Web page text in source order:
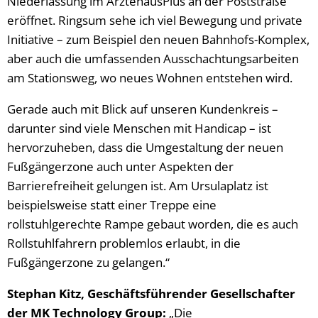
eröffnet. Ringsum sehe ich viel Bewegung und private
Initiative – zum Beispiel den neuen Bahnhofs-Komplex,
aber auch die umfassenden Ausschachtungsarbeiten
am Stationsweg, wo neues Wohnen entstehen wird.
Gerade auch mit Blick auf unseren Kundenkreis –
darunter sind viele Menschen mit Handicap – ist
hervorzuheben, dass die Umgestaltung der neuen
Fußgängerzone auch unter Aspekten der
Barrierefreiheit gelungen ist. Am Ursulaplatz ist
beispielsweise statt einer Treppe eine
rollstuhlgerechte Rampe gebaut worden, die es auch
Rollstuhlfahrern problemlos erlaubt, in die
Fußgängerzone zu gelangen.“
Stephan Kitz, Geschäftsführender Gesellschafter
der MK Technology Group: „Die